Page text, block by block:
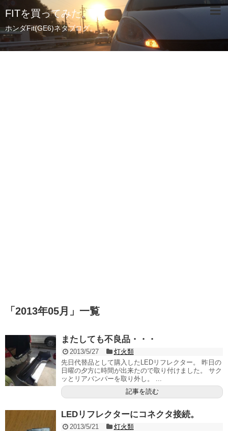
FITを買ってみた。
ホンダFit(GE6)ネタブログ。
「 2013年05月 」 一覧
またしても不良品・・・
2013/5/27
灯火類
先日代替品として購入したLEDリフレクター。 昨日の
日曜の夕方に時間が出来たので取り付けました。 サク
ッとリアバンパーを取り外し。 ...
記事を読む
LEDリフレクターにコネクタ接続。
2013/5/21
灯火類